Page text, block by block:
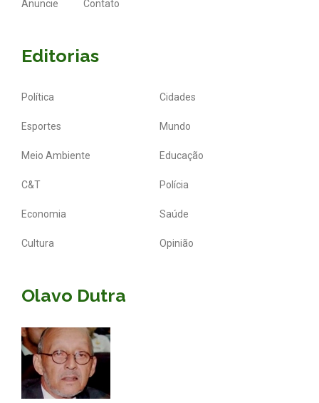
Anuncie Contato
Editorias
Política Cidades
Esportes Mundo
Meio Ambiente Educação
C&T Polícia
Economia Saúde
Cultura Opinião
Olavo Dutra